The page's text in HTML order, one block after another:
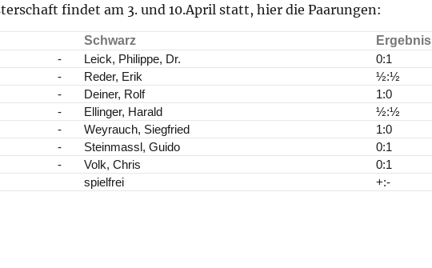
findet am 3. und 10.April statt, hier die Paarungen:
Schwarz
Ergebnis
- Leick, Philippe, Dr.
0:1
- Reder, Erik
½:½
- Deiner, Rolf
1:0
- Ellinger, Harald
½:½
- Weyrauch, Siegfried
1:0
- Steinmassl, Guido
0:1
- Volk, Chris
0:1
spielfrei +:-